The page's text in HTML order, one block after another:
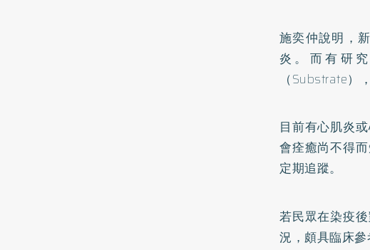
施奕仲說明，
炎。而有研
（Substrate）
目前有心肌炎
會痊癒尚不得
定期追蹤。
若民眾在染疫
況，頗具臨床參